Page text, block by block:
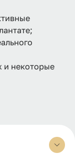
и некоторые